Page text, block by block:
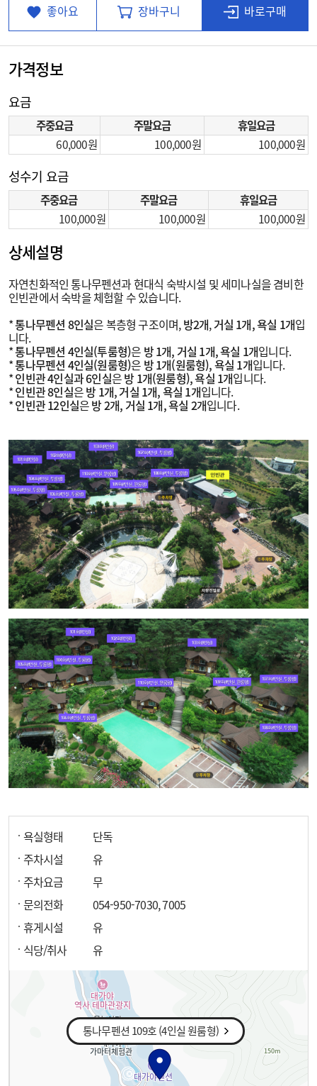
좋아요 장바구니 바로구매
가격정보
요금
주중요금 주말요금
휴일요금
60,000
100,000 100,000
성수기 요금
주중요금 주말요금
휴일요금
100,000
100,000 100,000
상세설명
자연친화적인 통나무펜션과 현대식 숙박시설 및 세미나실을 겸비한
인빈관에서 숙박을 체험할 수 있습니다.
*통나무펜션 8인실은 복층형 구조이며,방2개,거실 1개, 욕실 1개입
니다.
*통나무펜션 4인실(투룸형)은 방 1개, 거실 1개, 욕실 1개입니다.
*통나무펜션 4인실(원룸형)은 방 1개(원룸형), 욕실 1개입니다.
*인빈관 4인실과 6인실은방 1개(원룸형), 욕실 1개입니다.
*인빈관 8인실은방 1개, 거실 1개, 욕실 1개입니다.
*인빈관 12인실은방 2개, 거실 1개, 욕실 2개입니다.
욕실형태
단독
주차시설
유
주차요금
무
문의전화
054-950-7030, 7005
휴게시설
유
식당/취사
유
통나무펜션 109호 (4인실 원룸형)